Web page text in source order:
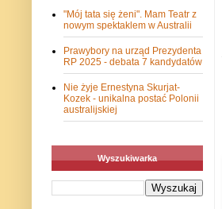
"Mój tata się żeni". Mam Teatr z
nowym spektaklem w Australii
Prawybory na urząd Prezydenta
RP 2025 - debata 7 kandydatów
Nie żyje Ernestyna Skurjat-
Kozek - unikalna postać Polonii
australijskiej
Wyszukiwarka